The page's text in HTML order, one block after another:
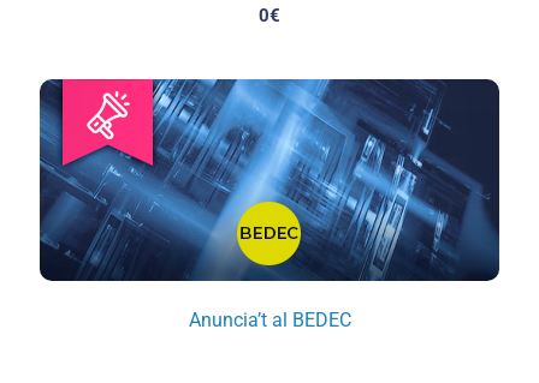
0€
Anuncia’t al BEDEC